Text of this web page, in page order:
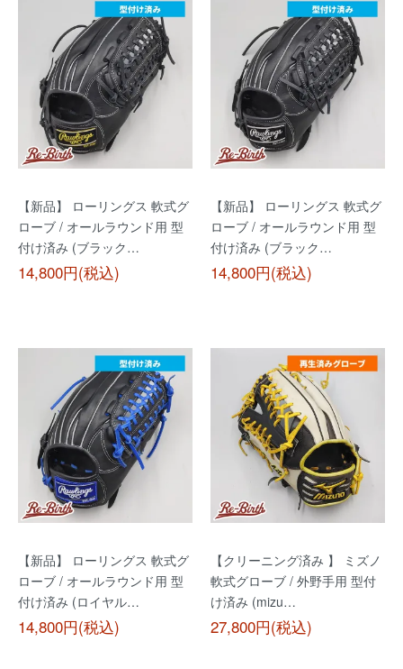
【新品】 ローリングス 軟式グ
ローブ / オールラウンド用 型
付け済み (ブラック…
14,800円(税込)
【新品】 ローリングス 軟式グ
ローブ / オールラウンド用 型
付け済み (ブラック…
14,800円(税込)
【新品】 ローリングス 軟式グ
ローブ / オールラウンド用 型
付け済み (ロイヤル…
14,800円(税込)
【クリーニング済み 】 ミズノ
軟式グローブ / 外野手用 型付
け済み (mizu…
27,800円(税込)